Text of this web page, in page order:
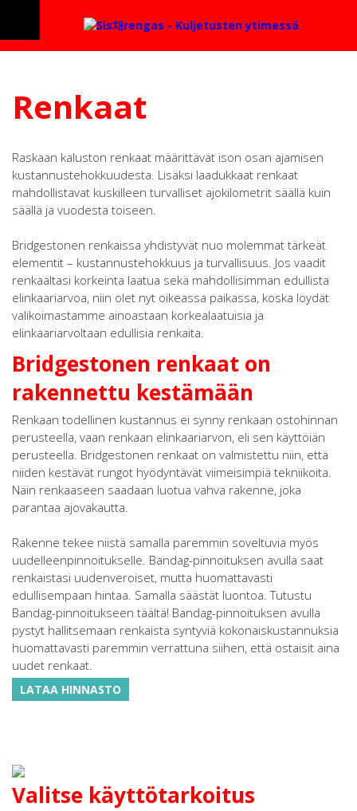
Renkaat
Raskaan kaluston renkaat määrittävät ison osan ajamisen
kustannustehokkuudesta. Lisäksi laadukkaat renkaat
mahdollistavat kuskilleen turvalliset ajokilometrit säällä kuin
säällä ja vuodesta toiseen.
Bridgestonen renkaissa yhdistyvät nuo molemmat tärkeät
elementit – kustannustehokkuus ja turvallisuus. Jos vaadit
renkaaltasi korkeinta laatua sekä mahdollisimman edullista
elinkaariarvoa, niin olet nyt oikeassa paikassa, koska löydät
valikoimastamme ainoastaan korkealaatuisia ja
elinkaariarvoltaan edullisia renkaita.
Bridgestonen renkaat on
rakennettu kestämään
Renkaan todellinen kustannus ei synny renkaan ostohinnan
perusteella, vaan renkaan elinkaariarvon, eli sen käyttöiän
perusteella. Bridgestonen renkaat on valmistettu niin, että
niiden kestävät rungot hyödyntävät viimeisimpiä tekniikoita.
Näin renkaaseen saadaan luotua vahva rakenne, joka
parantaa ajovakautta.
Rakenne tekee niistä samalla paremmin soveltuvia myös
uudelleenpinnoitukselle. Bandag-pinnoituksen avulla saat
renkaistasi uudenveroiset, mutta huomattavasti
edullisempaan hintaa. Samalla säästät luontoa. Tutustu
Bandag-pinnoitukseen täältä! Bandag-pinnoituksen avulla
pystyt hallitsemaan renkaista syntyviä kokonaiskustannuksia
huomattavasti paremmin verrattuna siihen, että ostaisit aina
uudet renkaat.
LATAA HINNASTO
Valitse käyttötarkoitus